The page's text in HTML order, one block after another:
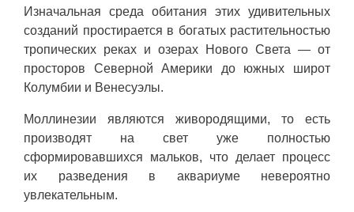
Изначальная среда обитания этих удивительных
созданий простирается в богатых растительностью
тропических реках и озерах Нового Света — от
просторов Северной Америки до южных широт
Колумбии и Венесуэлы.
Моллинезии являются живородящими, то есть
производят на свет уже полностью
сформировавшихся мальков, что делает процесс
их разведения в аквариуме невероятно
увлекательным.